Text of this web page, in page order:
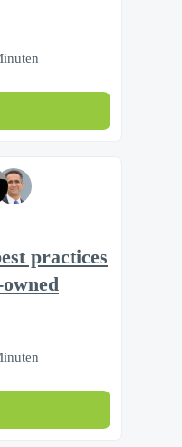
practices